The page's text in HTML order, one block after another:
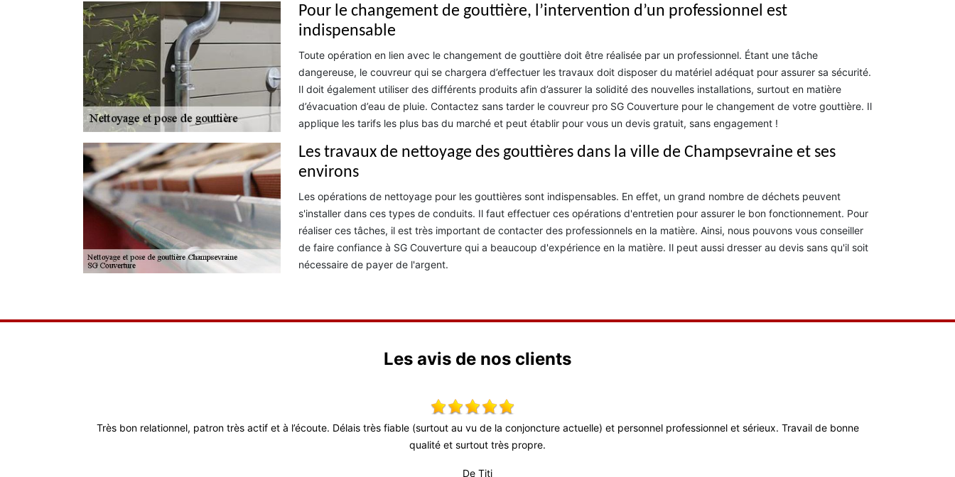
Pour le changement de gouttière, l’intervention d’un professionnel est
indispensable
Toute opération en lien avec le changement de gouttière doit être réalisée par un professionnel. Étant une tâche
dangereuse, le couvreur qui se chargera d’effectuer les travaux doit disposer du matériel adéquat pour assurer sa sécurité.
Il doit également utiliser des différents produits afin d’assurer la solidité des nouvelles installations, surtout en matière
d’évacuation d’eau de pluie. Contactez sans tarder le couvreur pro SG Couverture pour le changement de votre gouttière. Il
applique les tarifs les plus bas du marché et peut établir pour vous un devis gratuit, sans engagement !
Les travaux de nettoyage des gouttières dans la ville de Champsevraine et ses
environs
Les opérations de nettoyage pour les gouttières sont indispensables. En effet, un grand nombre de déchets peuvent
s'installer dans ces types de conduits. Il faut effectuer ces opérations d'entretien pour assurer le bon fonctionnement. Pour
réaliser ces tâches, il est très important de contacter des professionnels en la matière. Ainsi, nous pouvons vous conseiller
de faire confiance à SG Couverture qui a beaucoup d'expérience en la matière. Il peut aussi dresser au devis sans qu'il soit
nécessaire de payer de l'argent.
Les avis de nos clients
Très bon relationnel, patron très actif et à l’écoute. Délais très fiable (surtout au vu de la conjoncture actuelle) et personnel professionnel et sérieux. Travail de bonne
qualité et surtout très propre.
De Titi